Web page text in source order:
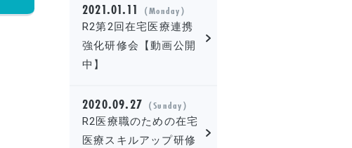
2021.01.11
（Monday）
R2第2回在宅医療連携
強化研修会【動画公開
中】
2020.09.27 （Sunday）
R2医療職のための在宅
医療スキルアップ研修